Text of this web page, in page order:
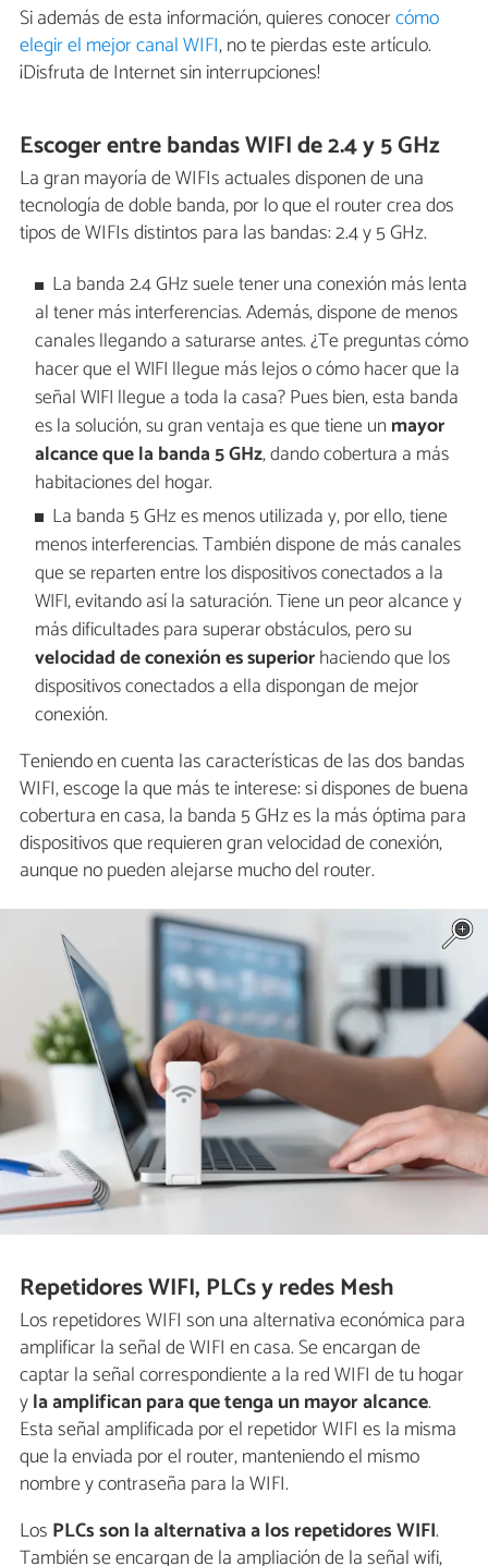
Si además de esta información, quieres conocercómo
elegir el mejor canal WIFI, no te pierdas este artículo.
¡Disfruta de Internet sin interrupciones!
Escoger entre bandas WIFI de 2.4 y 5 GHz
La gran mayoría de WIFIs actuales disponen de una
tecnología de doble banda, por lo que el router crea dos
tipos de WIFIs distintos para las bandas: 2.4 y 5 GHz.
La banda 2.4 GHz suele tener una conexión más lenta
al tener más interferencias. Además, dispone de menos
canales llegando a saturarse antes. ¿Te preguntas cómo
hacer que el WIFI llegue más lejos o cómo hacer que la
señal WIFI llegue a toda la casa? Pues bien, esta banda
es la solución, su gran ventaja es que tiene un mayor
alcance que la banda 5 GHz, dando cobertura a más
habitaciones del hogar.
La banda 5 GHz es menos utilizada y, por ello, tiene
menos interferencias. También dispone de más canales
que se reparten entre los dispositivos conectados a la
WIFI, evitando así la saturación. Tiene un peor alcance y
más dificultades para superar obstáculos, pero su
velocidad de conexión es superiorhaciendo que los
dispositivos conectados a ella dispongan de mejor
conexión.
Teniendo en cuenta las características de las dos bandas
WIFI, escoge la que más te interese: si dispones de buena
cobertura en casa, la banda 5 GHz es la más óptima para
dispositivos que requieren gran velocidad de conexión,
aunque no pueden alejarse mucho del router.
Repetidores WIFI, PLCs y redes Mesh
Los repetidores WIFI son una alternativa económica para
amplificar la señal de WIFI en casa. Se encargan de
captar la señal correspondiente a la red WIFI de tu hogar
yla amplifican para que tenga un mayor alcance.
Esta señal amplificada por el repetidor WIFI es la misma
que la enviada por el router, manteniendo el mismo
nombre y contraseña para la WIFI.
Los PLCs son la alternativa a los repetidores WIFI.
También se encargan de la ampliación de la señal wifi,